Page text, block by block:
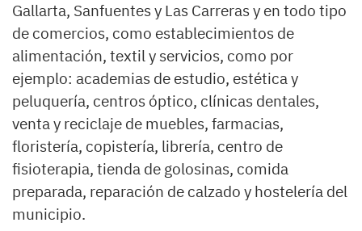
Gallarta, Sanfuentes y Las Carreras y en todo tipo
de comercios, como establecimientos de
alimentación, textil y servicios, como por
ejemplo: academias de estudio, estética y
peluquería, centros óptico, clínicas dentales,
venta y reciclaje de muebles, farmacias,
floristería, copistería, librería, centro de
fisioterapia, tienda de golosinas, comida
preparada, reparación de calzado y hostelería del
municipio.